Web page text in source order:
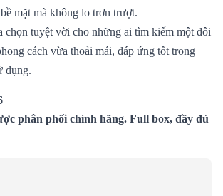
mặt mà không lo trơn trượt.
chọn tuyệt vời cho những ai tìm kiếm một đôi
cách vừa thoải mái, đáp ứng tốt trong
dụng.
phân phối chính hãng. Full box, đầy đủ